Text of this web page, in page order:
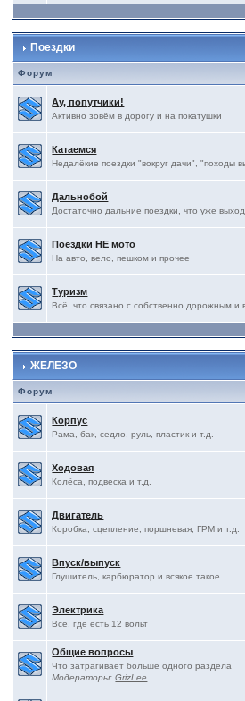
Поездки
Форум
Ау, попутчики!
Активно зовём в дорогу и на покатушки
Катаемся
Недалёкие поездки "вокруг дачи", "походы
Дальнобой
Достаточно дальние поездки, что уже
Поездки НЕ мото
На авто, вело, пешком и прочее
Туризм
Всё, что связано с собственно дорожным
ЖЕЛЕЗО
Форум
Корпус
Рама, бак, седло, руль, пластик и т.д.
Ходовая
Колёса, подвеска и т.д.
Двигатель
Коробка, сцепление, поршневая, ГРМ и т.д.
Впуск/выпуск
Глушитель, карбюратор и всякое такое
Электрика
Всё, где есть 12 вольт
Общие вопросы
Что затрагивает больше одного раздела
Модераторы:GrizLee